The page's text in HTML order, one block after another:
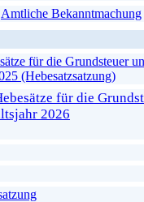
Amtliche Bekanntmachung
für die Grundsteuer
(Hebesatzsatzung)
für die
2026